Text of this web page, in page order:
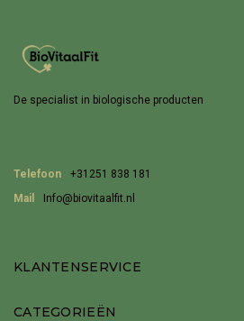
De specialist in biologische producten
Telefoon
+31251 838 181
Mail
Info@biovitaalfit.nl
KLANTENSERVICE
CATEGORIEËN